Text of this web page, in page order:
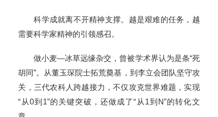
科学成就离不开精神支撑。越是艰难的任务，越
需要科学家精神的引领感召。
做小麦—冰草远缘杂交，曾被学术界认为是条“死
胡同”。从董玉琛院士拓荒奠基，到李立会团队坚守攻
关，三代农科人跨越接力，不仅攻克世界难题，实现
“从0到1”的关键突破，还做成了“从1到N”的转化文